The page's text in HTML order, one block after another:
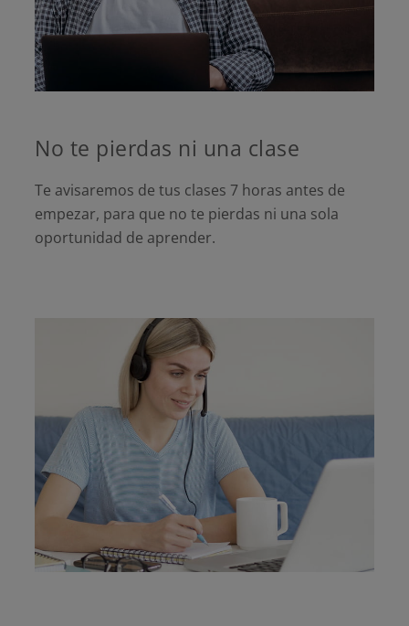
No te pierdas ni una clase
Te avisaremos de tus clases 7 horas antes de
empezar, para que no te pierdas ni una sola
oportunidad de aprender.